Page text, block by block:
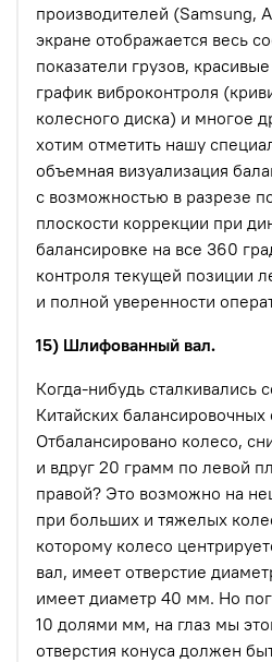
производителей (Samsung,
экране отображается весь
показатели грузов,
график виброконтроля
колесного диска) и многое
хотим отметить нашу
объемная визуализация
с возможностью в разрезе
плоскости коррекции при
балансировке на все 360
контроля текущей позиции
и полной уверенности
15) Шлифованный вал.
Когда-нибудь сталкивались
Китайских балансировочных
Отбалансировано колесо,
и вдруг 20 грамм по левой
правой? Это возможно на
при больших и тяжелых
которому колесо
вал, имеет отверстие
имеет диаметр 40 мм. Но
10 долями мм, на глаз мы
отверстия конуса должен